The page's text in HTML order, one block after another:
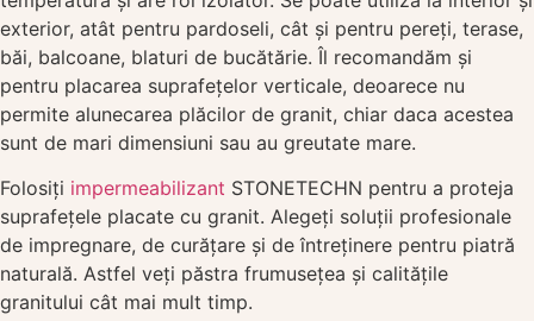
exterior, atât pentru pardoseli, cât și pentru pereți, terase,
băi, balcoane, blaturi de bucătărie. Îl recomandăm și
pentru placarea suprafețelor verticale, deoarece nu
permite alunecarea plăcilor de granit, chiar daca acestea
sunt de mari dimensiuni sau au greutate mare.
Folosiți impermeabilizant STONETECHN pentru a proteja
suprafețele placate cu granit. Alegeți soluții profesionale
de impregnare, de curățare și de întreținere pentru piatră
naturală. Astfel veți păstra frumusețea și calitățile
granitului cât mai mult timp.